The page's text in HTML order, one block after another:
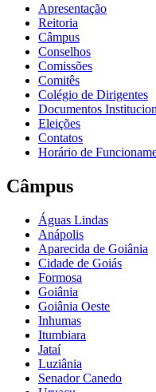
Apresentação
Reitoria
Câmpus
Conselhos
Comissões
Comitês
Colégio de Dirigentes
Documentos
Eleições
Contatos
Horário de
Câmpus
Águas Lindas
Anápolis
Aparecida de Goiânia
Cidade de Goiás
Formosa
Goiânia
Goiânia Oeste
Inhumas
Itumbiara
Jataí
Luziânia
Senador Canedo